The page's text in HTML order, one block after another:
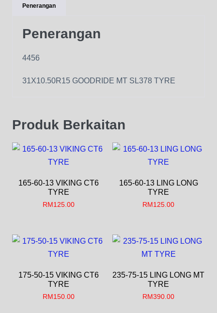
e
Penerangan
Penerangan
4456
31X10.50R15 GOODRIDE MT SL378 TYRE
Produk Berkaitan
165-60-13 VIKING CT6
TYRE
RM125.00
165-60-13 LING LONG
TYRE
RM125.00
175-50-15 VIKING CT6
TYRE
RM150.00
235-75-15 LING LONG MT
TYRE
RM390.00